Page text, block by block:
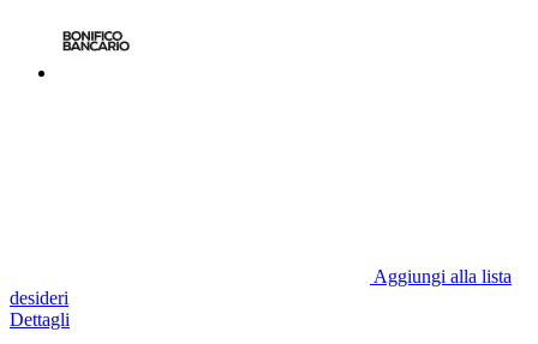
Aggiungi alla lista
desideri
Dettagli